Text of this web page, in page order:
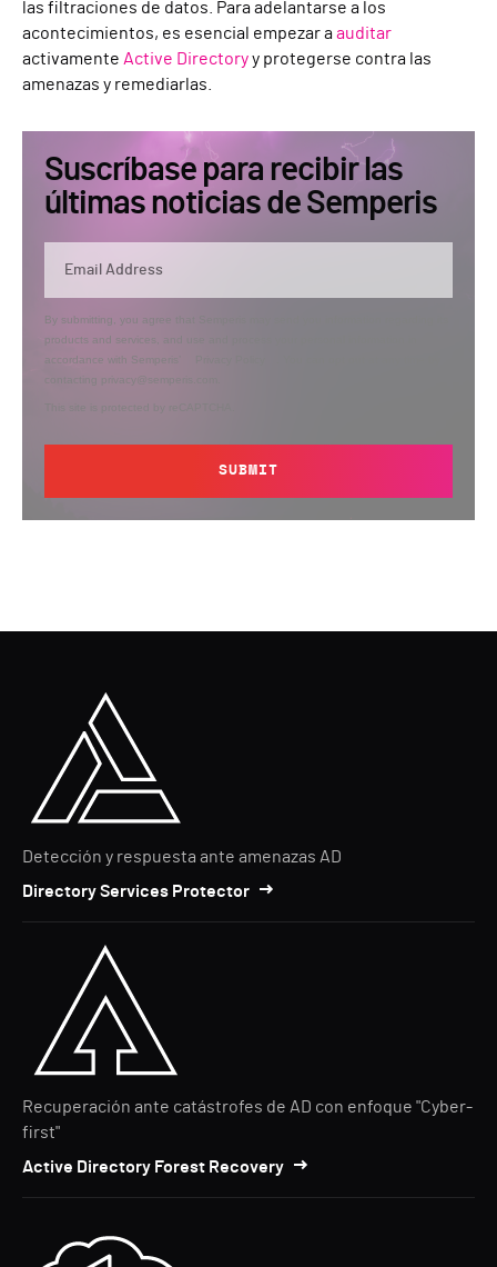
las filtraciones de datos. Para adelantarse a los
acontecimientos, es esencial empezar aauditar
activamente Active Directoryy protegerse contra las
amenazas y remediarlas.
Suscríbase para recibir las
últimas noticias de Semperis
By submitting, you agree that Semperis may send you information regarding its
products and services, and use and process your personal information in
accordance with Semperis’
contacting privacy@semperis.com.
This site is protected by reCAPTCHA.
SUBMIT
Detección y respuesta ante amenazas AD
Directory Services Protector
Recuperación ante catástrofes de AD con enfoque "Cyber-
first"
Active Directory Forest Recovery